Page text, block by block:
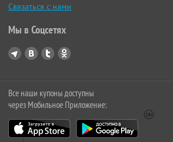
Связаться с нами
Мы в Соцсетях
Все наши купоны доступны
через Мобильное Приложение: